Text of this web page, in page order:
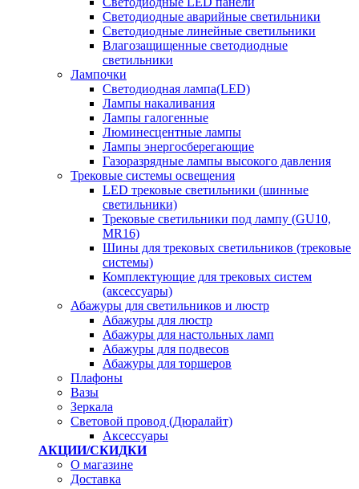
Светодиодные аварийные светильники
Светодиодные линейные светильники
Влагозащищенные светодиодные
светильники
Лампочки
Светодиодная лампа(LED)
Лампы накаливания
Лампы галогенные
Люминесцентные лампы
Лампы энергосберегающие
Газоразрядные лампы высокого давления
Трековые системы освещения
LED трековые светильники (шинные
светильники)
Трековые светильники под лампу (GU10,
MR16)
Шины для трековых светильников (трековые
системы)
Комплектующие для трековых систем
(аксессуары)
Абажуры для светильников и люстр
Абажуры для люстр
Абажуры для настольных ламп
Абажуры для подвесов
Абажуры для торшеров
Плафоны
Вазы
Зеркала
Световой провод (Дюралайт)
Аксессуары
АКЦИИ/СКИДКИ
О магазине
Доставка